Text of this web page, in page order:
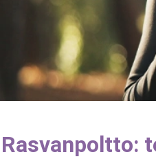
Rasvanpoltto: